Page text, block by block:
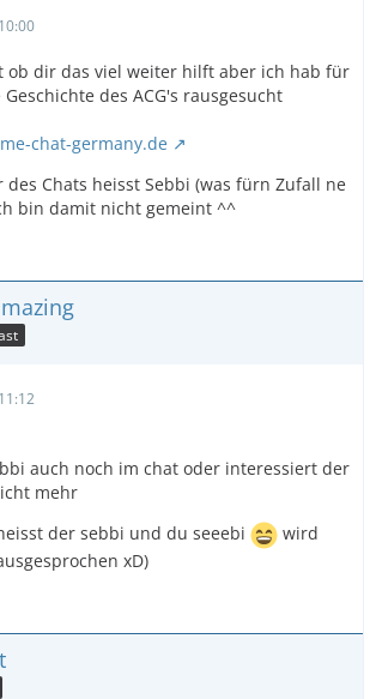
ob dir das viel weiter hilft aber ich hab für
des ACG's rausgesucht
chat-germany.de
Chats heisst Sebbi (was fürn Zufall ne
bin damit nicht gemeint ^^
auch noch im chat oder interessiert der
mehr
der sebbi und du seeebi
wird
xD)